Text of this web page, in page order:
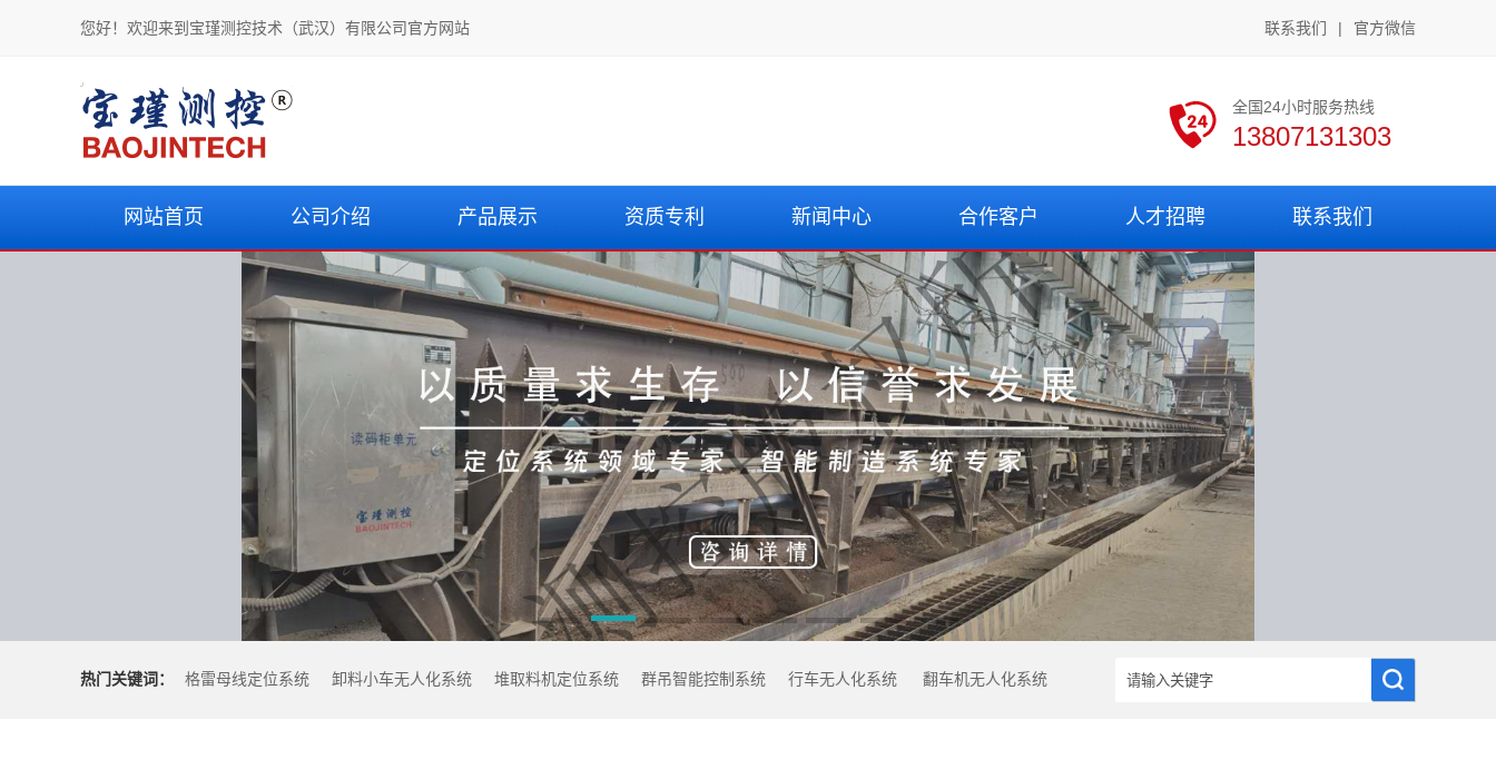
您好！欢迎来到宝瑾测控技术（武汉）有限公司官方网站 联系我们 | 官方微信
全国24小时服务热线
13807131303
网站首页 公司介绍 产品展示 资质专利 新闻中心 合作客户 人才招聘 联系我们
热门关键词： 格雷母线定位系统 卸料小车无人化系统 堆取料机定位系统 群吊智能控制系统 行车无人化系统 翻车机无人化系统